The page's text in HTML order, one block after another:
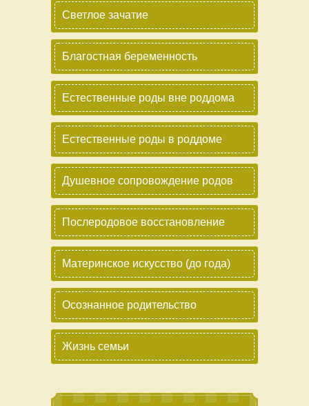
Светлое зачатие
Благостная беременность
Естественные роды вне роддома
Естественные роды в роддоме
Душевное сопровождение родов
Послеродовое восстановление
Материнское искусство (до года)
Осознанное родительство
Жизнь семьи